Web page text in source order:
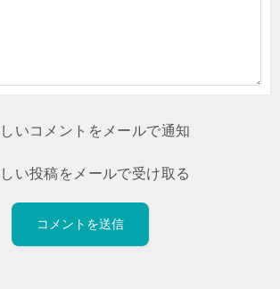
いコメントをメールで通知
い投稿をメールで受け取る